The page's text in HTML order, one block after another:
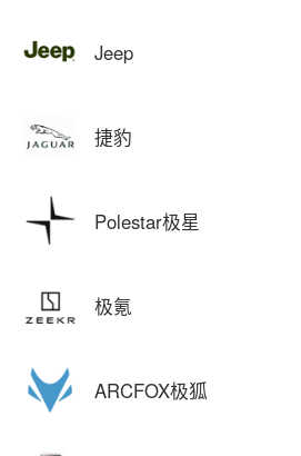
Jeep
捷豹
Polestar极星
极氪
ARCFOX极狐